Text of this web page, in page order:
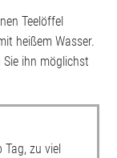
Teelöffel
heißem Wasser.
Sie ihn möglichst
zu viel